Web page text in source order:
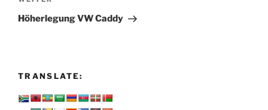
Beitrag
Höherlegung VW Caddy
TRANSLATE: